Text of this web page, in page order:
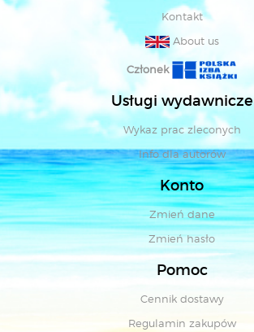
Kontakt
About us
Członek
Usługi wydawnicze
Wykaz prac zleconych
Info dla autorów
Konto
Zmień dane
Zmień hasło
Pomoc
Cennik dostawy
Regulamin zakupów